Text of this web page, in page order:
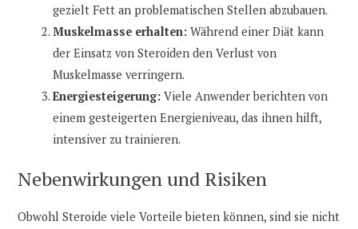
gezielt Fett an problematischen Stellen abzubauen.
Muskelmasse erhalten: Während einer Diät kann
der Einsatz von Steroiden den Verlust von
Muskelmasse verringern.
Energiesteigerung: Viele Anwender berichten von
einem gesteigerten Energieniveau, das ihnen hilft,
intensiver zu trainieren.
Nebenwirkungen und Risiken
Obwohl Steroide viele Vorteile bieten können, sind sie nicht